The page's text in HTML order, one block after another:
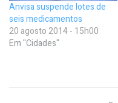
Anvisa suspende lotes de
seis medicamentos
20 agosto 2014 - 15h00
Em "Cidades"